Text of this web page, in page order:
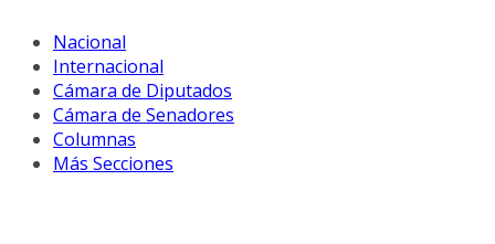
Nacional
Internacional
Cámara de Diputados
Cámara de Senadores
Columnas
Más Secciones